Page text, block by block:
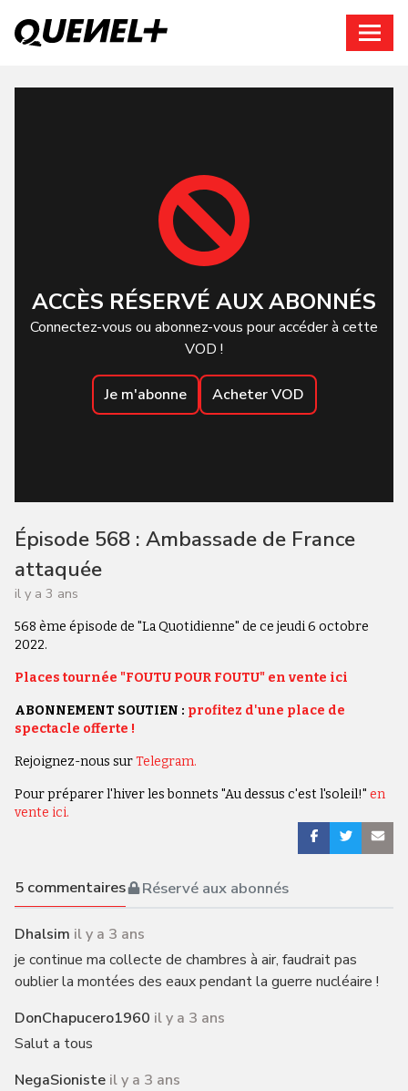
ACCÈS RÉSERVÉ AUX ABONNÉS
Connectez-vous ou abonnez-vous pour accéder à cette
VOD !
Je m'abonne Acheter VOD
Épisode 568 : Ambassade de France
attaquée
il y a 3 ans
568 ème épisode de "La Quotidienne" de ce jeudi 6 octobre
2022.
Places tournée "FOUTU POUR FOUTU" en vente ici
ABONNEMENT SOUTIEN : profitez d'une place de
spectacle offerte !
Rejoignez-nous surTelegram.
Pour préparer l'hiver les bonnets "Au dessus c'est l'soleil!" en
vente ici.
5commentaires Réservé aux abonnés
Dhalsim il y a 3 ans
je continue ma collecte de chambres à air, faudrait pas
oublier la montées des eaux pendant la guerre nucléaire !
DonChapucero1960 il y a 3 ans
Salut a tous
NegaSioniste il y a 3 ans